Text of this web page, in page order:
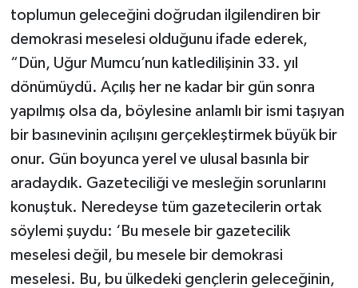
toplumun geleceğini doğrudan ilgilendiren bir
demokrasi meselesi olduğunu ifade ederek,
“Dün, Uğur Mumcu’nun katledilişinin 33. yıl
dönümüydü. Açılış her ne kadar bir gün sonra
yapılmış olsa da, böylesine anlamlı bir ismi taşıyan
bir basınevinin açılışını gerçekleştirmek büyük bir
onur. Gün boyunca yerel ve ulusal basınla bir
aradaydık. Gazeteciliği ve mesleğin sorunlarını
konuştuk. Neredeyse tüm gazetecilerin ortak
söylemi şuydu: ‘Bu mesele bir gazetecilik
meselesi değil, bu mesele bir demokrasi
meselesi. Bu, bu ülkedeki gençlerin geleceğinin,